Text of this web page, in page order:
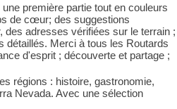
première partie tout en couleurs
de cœur; des suggestions
des adresses vérifiées sur le terrain ;
détaillés. Merci à tous les Routards
d'esprit ; découverte et partage ;
régions : histoire, gastronomie,
Nevada. Avec une sélection